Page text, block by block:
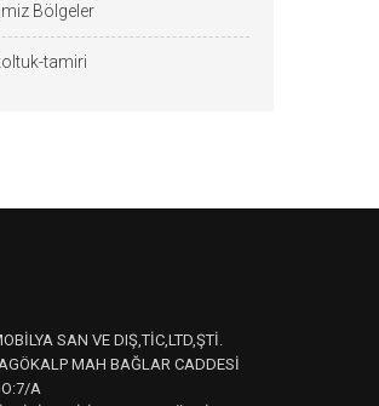
Bölgeler
tamiri
SAN VE DIŞ,TİC,LTD,ŞTİ.
MAH BAĞLAR CADDESİ
A